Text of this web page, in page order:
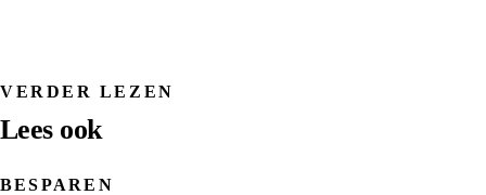
VERDER LEZEN
Lees ook
BESPAREN